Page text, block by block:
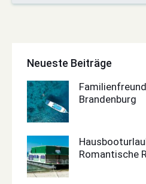
Neueste Beiträge
Brandenburg
Romantische